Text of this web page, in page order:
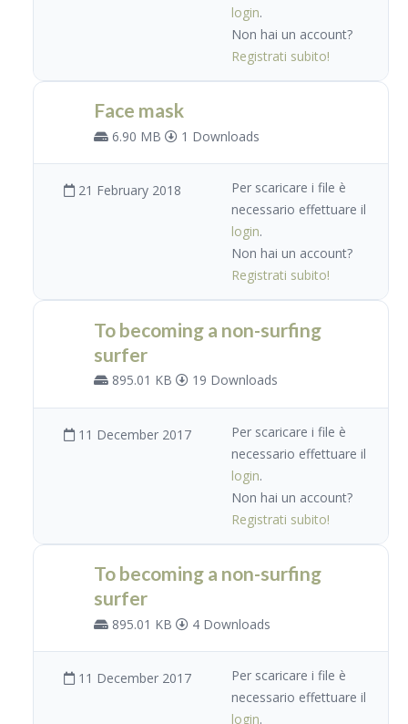
login.
Non hai un account?
Registrati subito!
Face mask
6.90 MB 1 Downloads
21 February 2018
Per scaricare i file è
necessario effettuare il
login.
Non hai un account?
Registrati subito!
To becoming a non-surfing
surfer
895.01 KB 19 Downloads
11 December 2017
Per scaricare i file è
necessario effettuare il
login.
Non hai un account?
Registrati subito!
To becoming a non-surfing
surfer
895.01 KB 4 Downloads
11 December 2017
Per scaricare i file è
necessario effettuare il
login.